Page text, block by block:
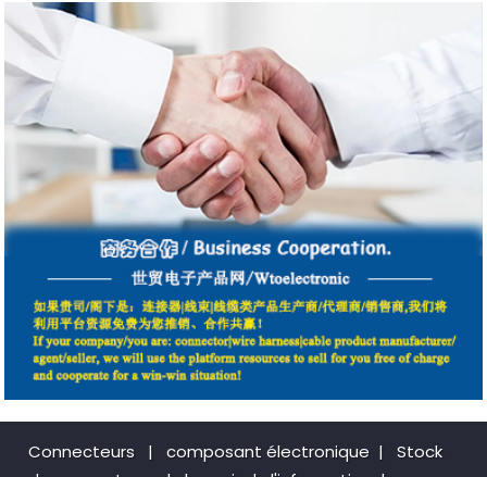
Connecteurs | composant électronique |
Stock